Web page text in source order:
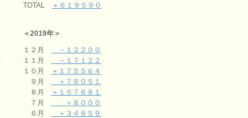
TOTAL
＋６１９５９０
＜2019年＞
１２月
－１２２００
１１月
－１７１２２
１０月
＋１７５５６４
９月
＋７６０５１
８月
＋１５７６８１
７月
＋８０００
６月
＋３４８５９